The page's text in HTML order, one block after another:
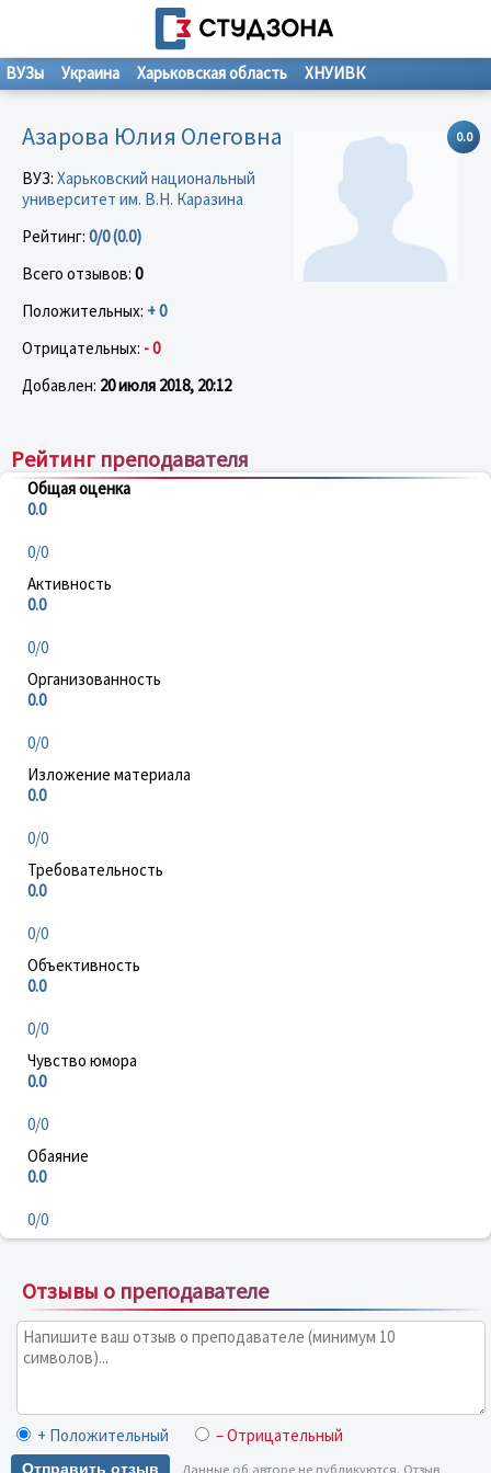
ВУЗы Украина Харьковская область ХНУИВК
0.0
Азарова Юлия Олеговна
ВУЗ: Харьковский национальный
университет им. В.Н. Каразина
Рейтинг: 0/0 (0.0)
Всего отзывов: 0
Положительных: + 0
Отрицательных: - 0
Добавлен: 20 июля 2018, 20:12
Рейтинг преподавателя
Общая оценка
0.0
0/0
Активность
0.0
0/0
Организованность
0.0
0/0
Изложение материала
0.0
0/0
Требовательность
0.0
0/0
Объективность
0.0
0/0
Чувство юмора
0.0
0/0
Обаяние
0.0
0/0
Отзывы о преподавателе
+ Положительный – Отрицательный
Отправить отзыв Данные об авторе не публикуются. Отзыв